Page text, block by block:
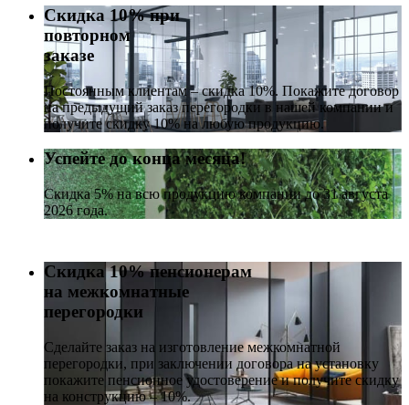
Скидка 10% при
повторном
заказе
Постоянным клиентам – скидка 10%. Покажите договор
на предыдущий заказ перегородки в нашей компании и
получите скидку 10% на любую продукцию.
Успейте до конца месяца!
Скидка 5% на всю продукцию компании до 31 августа
2026 года.
Скидка 10% пенсионерам
на межкомнатные
перегородки
Сделайте заказ на изготовление межкомнатной
перегородки, при заключении договора на установку
покажите пенсионное удостоверение и получите скидку
на конструкцию – 10%.